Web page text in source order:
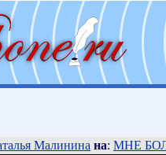
Малинина на: МНЕ